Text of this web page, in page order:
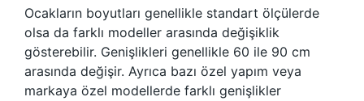
Ocakların boyutları genellikle standart ölçülerde
olsa da farklı modeller arasında değişiklik
gösterebilir. Genişlikleri genellikle 60 ile 90 cm
arasında değişir. Ayrıca bazı özel yapım veya
markaya özel modellerde farklı genişlikler